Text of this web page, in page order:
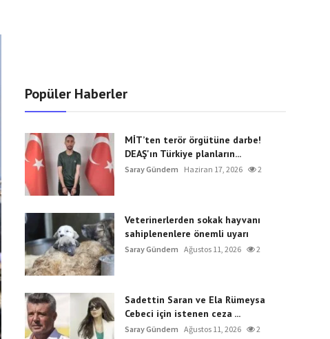
Popüler Haberler
MİT’ten terör örgütüne darbe!
DEAŞ'ın Türkiye planların...
Saray Gündem Haziran 17, 2026 2
Veterinerlerden sokak hayvanı
sahiplenenlere önemli uyarı
Saray Gündem Ağustos 11, 2026 2
Sadettin Saran ve Ela Rümeysa
Cebeci için istenen ceza ...
Saray Gündem Ağustos 11, 2026 2